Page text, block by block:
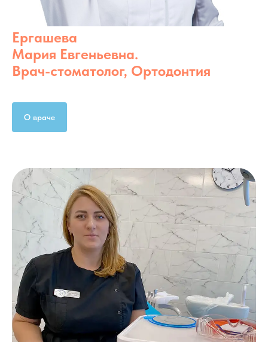
Ергашева
Мария Евгеньевна.
Врач-стоматолог, Ортодонтия
О враче